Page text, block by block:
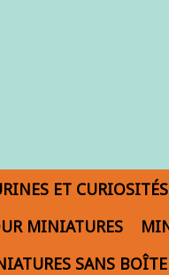
ET CURIOSITÉS
MINIATURES
SANS BOÎTE